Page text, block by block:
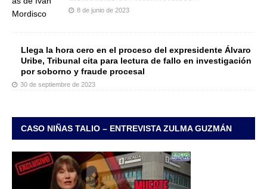
8 de junio de 2023
Llega la hora cero en el proceso del expresidente Álvaro
Uribe, Tribunal cita para lectura de fallo en investigación
por soborno y fraude procesal
30 de septiembre de 2023
CASO NIÑAS TALIO – ENTREVISTA ZULMA GUZMÁN